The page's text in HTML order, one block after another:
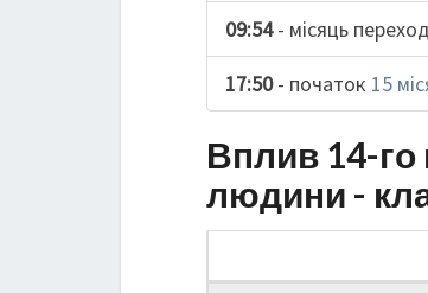
09:54- місяць
17:50- початок 15
Вплив 14-го
людини -